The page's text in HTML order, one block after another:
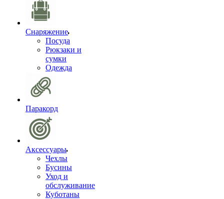
Снаряжение
Посуда
Рюкзаки и
сумки
Одежда
Паракорд
Аксессуары
Чехлы
Бусины
Уход и
обслуживание
Куботаны